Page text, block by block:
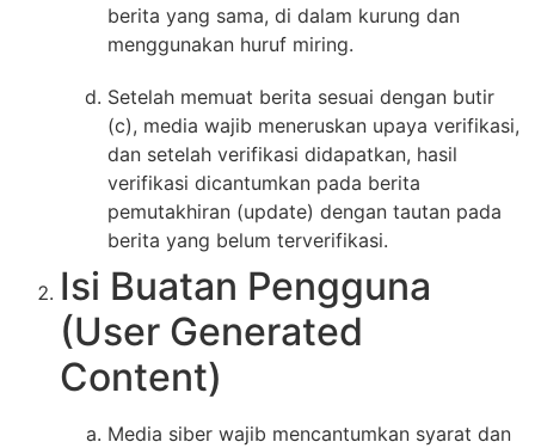
berita yang sama, di dalam kurung dan
menggunakan huruf miring.
Setelah memuat berita sesuai dengan butir
(c), media wajib meneruskan upaya verifikasi,
dan setelah verifikasi didapatkan, hasil
verifikasi dicantumkan pada berita
pemutakhiran (update) dengan tautan pada
berita yang belum terverifikasi.
Isi Buatan Pengguna
(User Generated
Content)
Media siber wajib mencantumkan syarat dan